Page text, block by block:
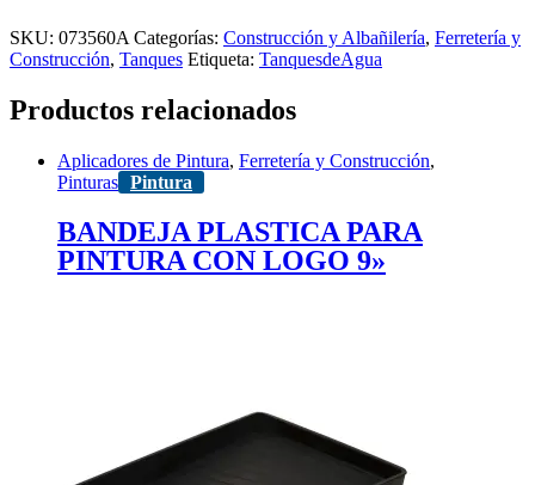
SKU: 073560A Categorías: Construcción y Albañilería, Ferretería y
Construcción, Tanques Etiqueta: TanquesdeAgua
Productos relacionados
Aplicadores de Pintura, Ferretería y Construcción,
Pinturas Pintura
BANDEJA PLASTICA PARA
PINTURA CON LOGO 9»